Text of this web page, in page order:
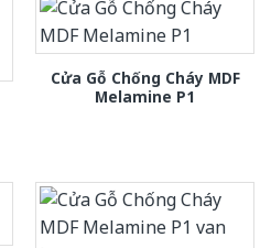
Cửa Gỗ Chống Cháy MDF
Melamine P1